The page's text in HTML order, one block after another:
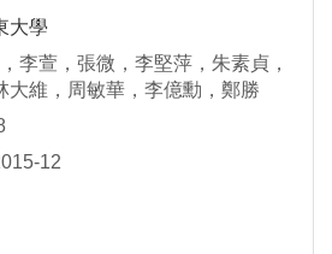
大學
李萱，張微，李堅萍，朱素貞，
大維，周敏華，李億勳，鄭勝
洪明爵
12